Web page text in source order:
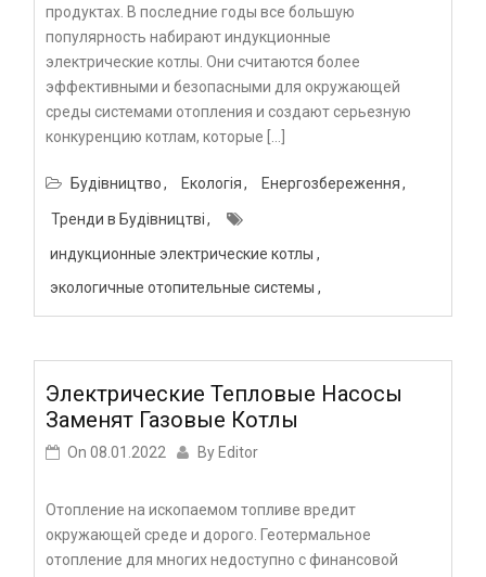
продуктах. В последние годы все большую
популярность набирают индукционные
электрические котлы. Они считаются более
эффективными и безопасными для окружающей
среды системами отопления и создают серьезную
конкуренцию котлам, которые […]
Будівництво Екологія Енергозбереження
Тренди в Будівництві
индукционные электрические котлы
экологичные отопительные системы
Электрические Тепловые Насосы
Заменят Газовые Котлы
On 08.01.2022 By Editor
Отопление на ископаемом топливе вредит
окружающей среде и дорого. Геотермальное
отопление для многих недоступно с финансовой